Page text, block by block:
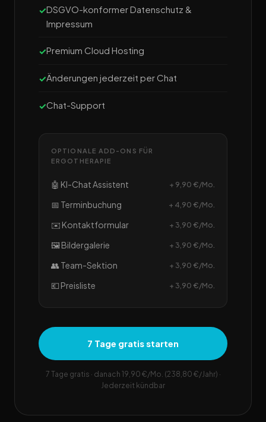
DSGVO-konformer Datenschutz &
Impressum
Premium Cloud Hosting
Änderungen jederzeit per Chat
Chat-Support
OPTIONALE ADD-ONS FÜR
ERGOTHERAPIE
🤖 KI-Chat Assistent + 9,90 €/Mo.
📅 Terminbuchung + 4,90 €/Mo.
✉️ Kontaktformular + 3,90 €/Mo.
🖼️ Bildergalerie + 3,90 €/Mo.
👥 Team-Sektion + 3,90 €/Mo.
💶 Preisliste + 3,90 €/Mo.
7 Tage gratis starten
7 Tage gratis · danach 19,90 €/Mo. (238,80 €/Jahr) ·
Jederzeit kündbar